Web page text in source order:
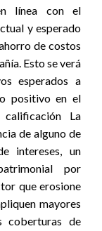
línea con el
y esperado
de costos
Esto se verá
esperados a
positivo en el
La
de alguno de
intereses, un
por
que erosione
mayores
coberturas de